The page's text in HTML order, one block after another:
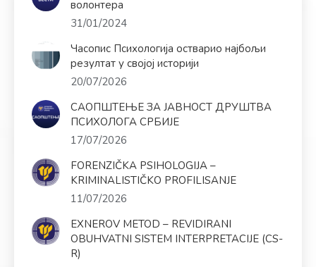
волонтера
31/01/2024
Часопис Психологија остварио најбољи
резултат у својој историји
20/07/2026
САОПШТЕЊЕ ЗА ЈАВНОСТ ДРУШТВА
ПСИХОЛОГА СРБИЈЕ
17/07/2026
FORENZIČKA PSIHOLOGIJA –
KRIMINALISTIČKO PROFILISANJE
11/07/2026
EXNEROV METOD – REVIDIRANI
OBUHVATNI SISTEM INTERPRETACIJE (CS-
R)